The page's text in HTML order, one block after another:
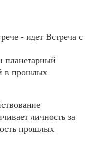
- идет Встреча с
планетарный
в прошлых
личность за
прошлых